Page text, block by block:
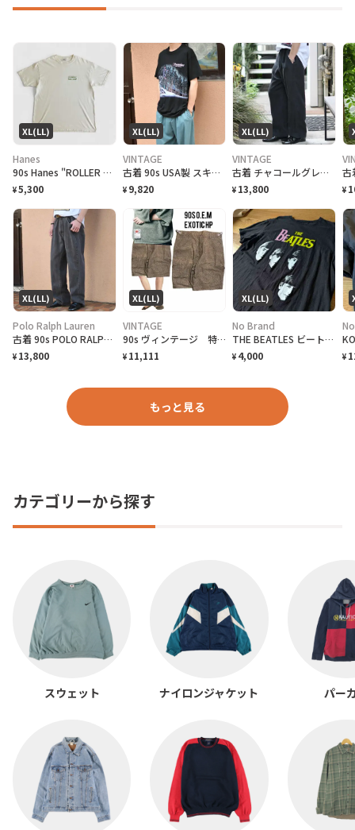
XL(LL)
Hanes
90s Hanes "ROLLER FROG LIFEFORMS International" T-Shirt ライフフォームズ ローラーフロッグ Tシャツ [XL]
¥5,300
XL(LL)
VINTAGE
古着 90s USA製 スキーリゾート スーベニアTシャツ プリントTシャツ 黒
¥ 9,820
XL(LL)
VINTAGE
古着 チャコールグレー リネンスラックス スラックス ワイドパンツ タックパンツ
¥ 13,800 ¥
XL(LL)
Polo Ralph Lauren
古着 90s POLO RALPH LAUREN 先染め ブラックデニム デニム
¥ 13,800
XL(LL)
VINTAGE
90s ヴィンテージ 特注 OEM激レア ハーフパンツ 総柄 美品
¥ 11,111
XL(LL)
No Brand
THE BEATLES ビートルズ バンドTシャツ
¥ 4,000 ¥
もっと見る
カテゴリーから探す
スウェット ナイロンジャケット パー